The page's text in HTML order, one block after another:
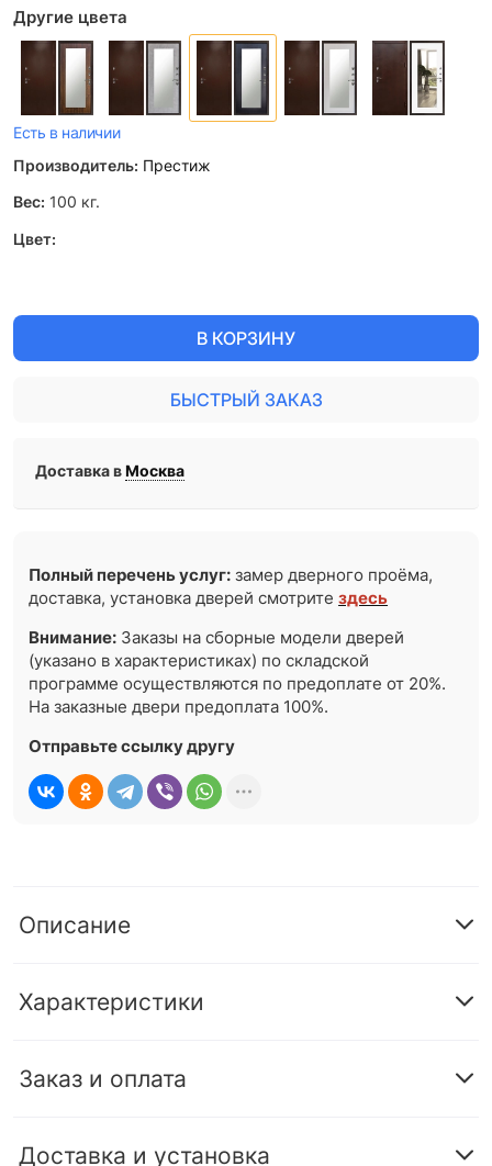
Другие цвета
Есть в наличии
Производитель: Престиж
Вес: 100 кг.
Цвет:
В КОРЗИНУ
БЫСТРЫЙ ЗАКАЗ
Доставка вМосква
Полный перечень услуг: замер дверного проёма,
доставка, установка дверей смотритездесь
Внимание: Заказы на сборные модели дверей
(указано в характеристиках) по складской
программе осуществляются по предоплате от 20%.
На заказные двери предоплата 100%.
Отправьте ссылку другу
Описание
Характеристики
Заказ и оплата
Доставка и установка